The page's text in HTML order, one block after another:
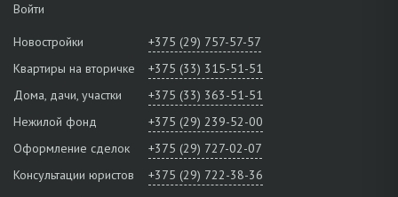
Войти
Новостройки
+375 (29) 757-57-57
Квартиры на вторичке
+375 (33) 315-51-51
Дома, дачи, участки
+375 (33) 363-51-51
Нежилой фонд
+375 (29) 239-52-00
Оформление сделок
+375 (29) 727-02-07
Консультации юристов
+375 (29) 722-38-36